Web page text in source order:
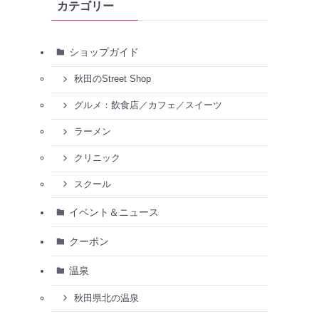
カテゴリー
ショップガイド
秋田のStreet Shop
グルメ：飲食店／カフェ／スイーツ
ラーメン
クリニック
スクール
イベント＆ニュース
クーポン
温泉
秋田県北の温泉